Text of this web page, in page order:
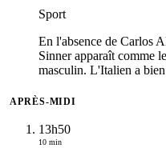
Sport
En l'absence de Carlos
Sinner apparaît comme
masculin. L'Italien a
APRÈS-MIDI
13h50
10 min